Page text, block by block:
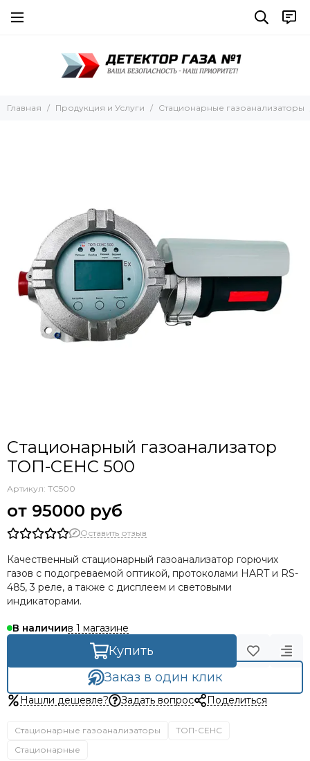
Главная Продукция и Услуги Стационарные газоанализаторы
Стационарный газоанализатор
ТОП-СЕНС 500
Артикул: ТС500
95000 руб
Оставить отзыв
Качественный стационарный газоанализатор горючих
газов с подогреваемой оптикой, протоколами HART и RS-
485, 3 реле, а также с дисплеем и световыми
индикаторами.
В наличиив 1 магазине
Купить
Заказ в один клик
Нашли дешевле? Задать вопрос Поделиться
Стационарные газоанализаторы
ТОП-СЕНС
Стационарные